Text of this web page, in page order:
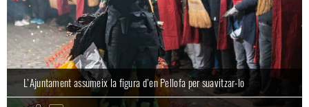
L’Ajuntament assumeix la figura d’en Pellofa per suavitzar-lo